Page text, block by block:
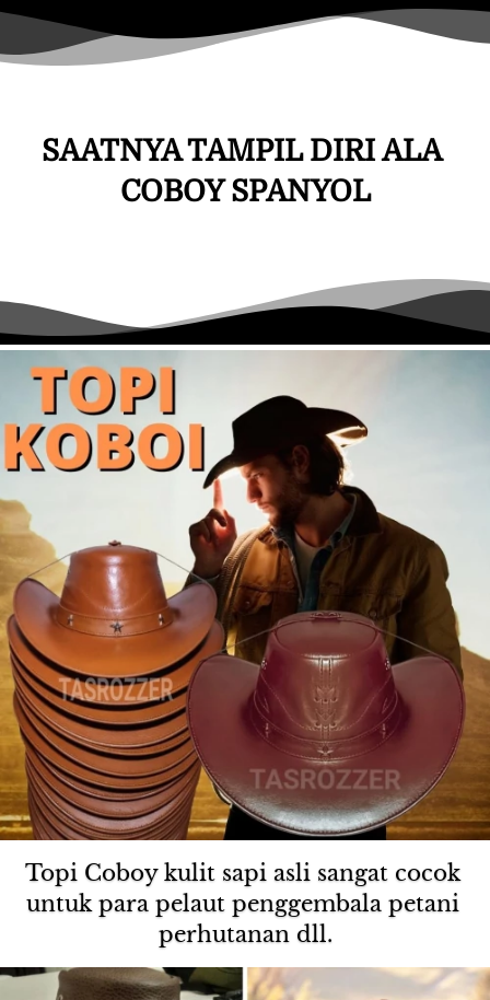
SAATNYA TAMPIL DIRI ALA
COBOY SPANYOL
Topi Coboy kulit sapi asli sangat cocok
untuk para pelaut penggembala petani
perhutanan dll.